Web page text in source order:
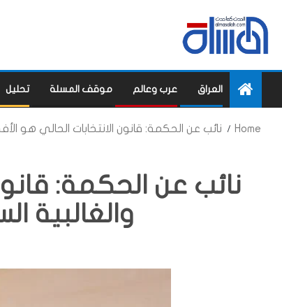
العراق عرب وعالم موقف المسلة تحليل
Home نائب عن الحكمة: قانون الانتخابات الحالي هو
نائب عن الحكمة:
والغالبية